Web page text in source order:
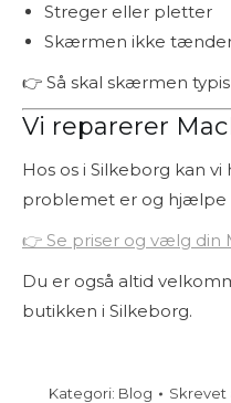
Streger eller pletter
Skærmen ikke
👉 Så skal skærmen
Vi reparerer
Hos os i Silkeborg kan
problemet er og hjælpe
👉 Se priser og vælg din
Du er også altid
butikken i Silkeborg.
Kategori: Blog Skrevet